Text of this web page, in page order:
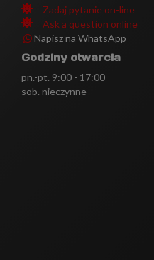
Zadaj pytanie on-line
Ask a question online
Napisz na WhatsApp
Godziny otwarcia
pn.-pt. 9:00 - 17:00
sob. nieczynne